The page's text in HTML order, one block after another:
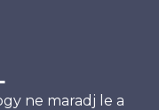
ne maradj le a